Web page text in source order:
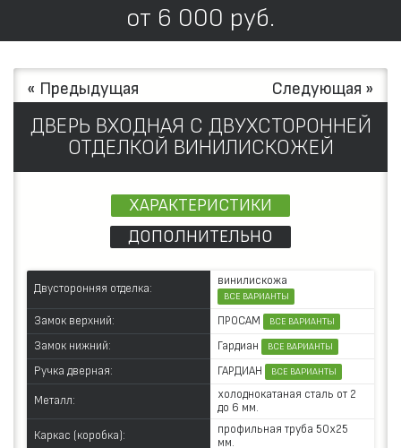
от 6 000 руб.
« Предыдущая Следующая »
ДВЕРЬ ВХОДНАЯ С ДВУХСТОРОННЕЙ
ОТДЕЛКОЙ ВИНИЛИСКОЖЕЙ
ХАРАКТЕРИСТИКИ
ДОПОЛНИТЕЛЬНО
Двусторонняя отделка:
винилискожа
ВСЕ ВАРИАНТЫ
Замок верхний: ПРОСАМ ВСЕ ВАРИАНТЫ
Замок нижний: Гардиан ВСЕ ВАРИАНТЫ
Ручка дверная: ГАРДИАН ВСЕ ВАРИАНТЫ
Металл:
холоднокатаная сталь от 2
до 6 мм.
Каркас (коробка):
профильная труба 50х25
мм.